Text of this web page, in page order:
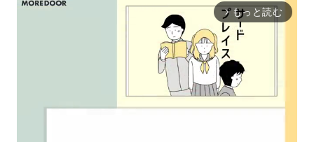
arrow_forward_ios もっと読む